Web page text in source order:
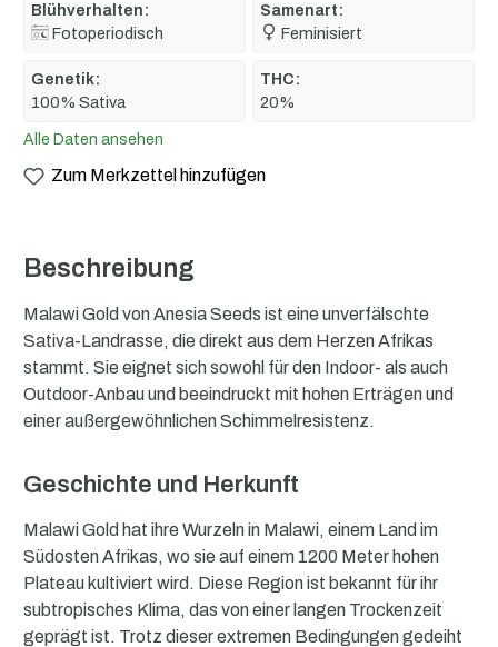
Blühverhalten:
Fotoperiodisch
Samenart:
Feminisiert
Genetik:
100% Sativa
THC:
20%
Alle Daten ansehen
Zum Merkzettel hinzufügen
Beschreibung
Malawi Gold von Anesia Seeds ist eine unverfälschte
Sativa-Landrasse, die direkt aus dem Herzen Afrikas
stammt. Sie eignet sich sowohl für den Indoor- als auch
Outdoor-Anbau und beeindruckt mit hohen Erträgen und
einer außergewöhnlichen Schimmelresistenz.
Geschichte und Herkunft
Malawi Gold hat ihre Wurzeln in Malawi, einem Land im
Südosten Afrikas, wo sie auf einem 1200 Meter hohen
Plateau kultiviert wird. Diese Region ist bekannt für ihr
subtropisches Klima, das von einer langen Trockenzeit
geprägt ist. Trotz dieser extremen Bedingungen gedeiht